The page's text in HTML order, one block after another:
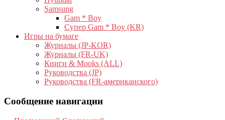
Samsung
Gam * Boy
Супер Gam * Boy (KR)
Игры на бумаге
Журналы (JP-KOR)
Журналы (FR-UK)
Книги & Mooks (ALL)
Руководства (JP)
Руководства (FR-американского)
Сообщение навигации